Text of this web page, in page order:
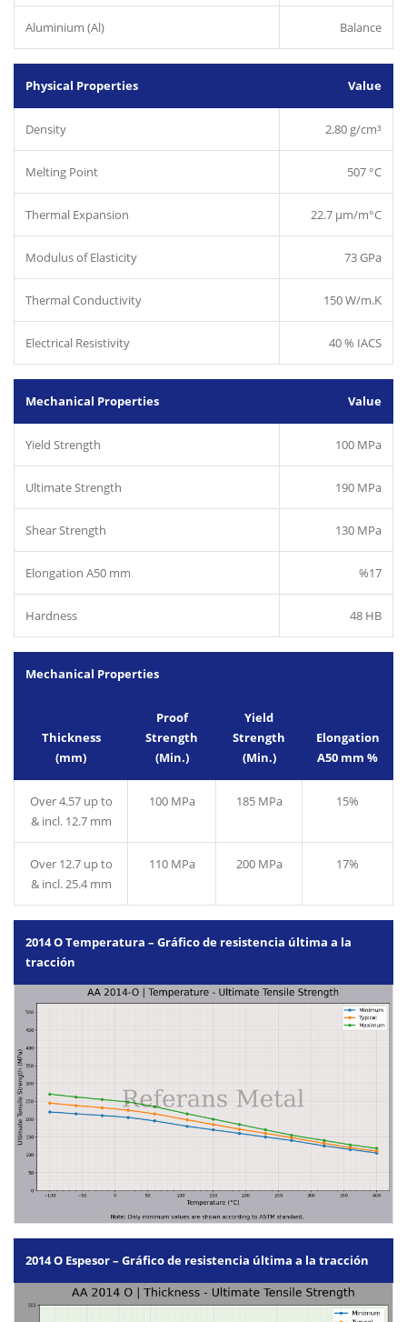
Aluminium (Al) Balance
Physical Properties Value
Density 2.80 g/cm³
Melting Point 507 °C
Thermal Expansion 22.7 µm/m°C
Modulus of Elasticity 73 GPa
Thermal Conductivity 150 W/m.K
Electrical Resistivity 40 % IACS
Mechanical Properties Value
Yield Strength 100 MPa
Ultimate Strength 190 MPa
Shear Strength 130 MPa
Elongation A50 mm %17
Hardness 48 HB
Mechanical Properties
Thickness
(mm)
Proof
Strength
(Min.)
Yield
Strength
(Min.)
Elongation
A50 mm %
Over 4.57 up to
& incl. 12.7 mm
100 MPa 185 MPa 15%
Over 12.7 up to
& incl. 25.4 mm
110 MPa 200 MPa 17%
2014 O Temperatura – Gráfico de resistencia última a la
tracción
2014 O Espesor – Gráfico de resistencia última a la tracción